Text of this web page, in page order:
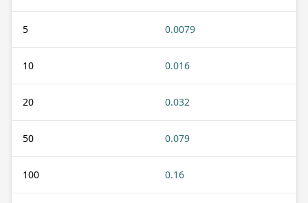
5 0.0079
10 0.016
20 0.032
50 0.079
100 0.16